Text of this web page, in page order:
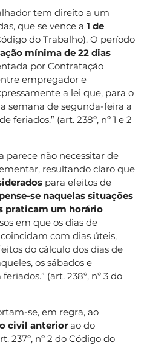
tem direito a um
que se vence a 1 de
do Trabalho). O período
mínima de 22 dias
por Contratação
empregador e
a lei que, para o
semana de segunda-feira a
feriados.” (art. 238º, nº 1 e 2
parece não necessitar de
resultando claro que
para efeitos de
se naquelas situações
praticam um horário
em que os dias de
com dias úteis,
do cálculo dos dias de
os sábados e
(art. 238º, nº 3 do
se, em regra, ao
civil anterior ao do
237º, nº 2 do Código do